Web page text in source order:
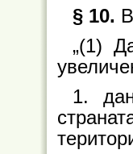
§ 10.
„(1)
1.